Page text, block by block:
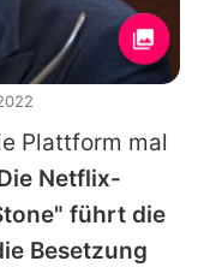
Plattform mal
Netflix-
führt die
Besetzung